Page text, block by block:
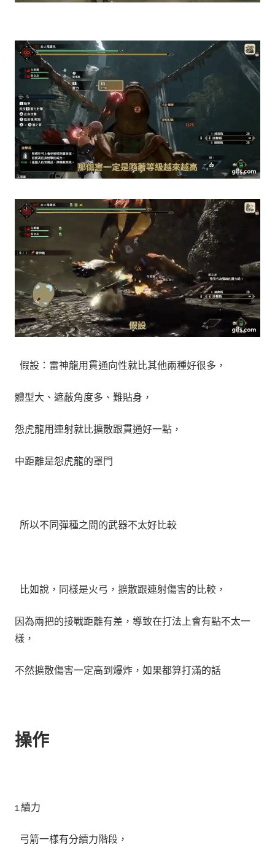
假設：雷神龍用貫通向性就比其他兩種好很多，
體型大、遮蔽角度多、難貼身，
怨虎龍用連射就比擴散跟貫通好一點，
中距離是怨虎龍的罩門
所以不同彈種之間的武器不太好比較
比如說，同樣是火弓，擴散跟連射傷害的比較，
因為兩把的接戰距離有差，導致在打法上會有點不太一
樣，
不然擴散傷害一定高到爆炸，如果都算打滿的話
操作
1.續力
弓箭一樣有分續力階段，